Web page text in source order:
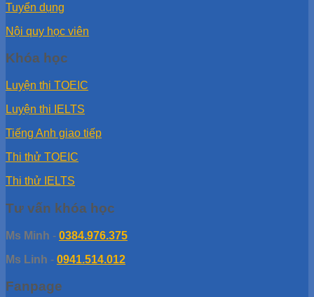
Tuyển dụng
Nội quy học viên
Khóa học
Luyện thi TOEIC
Luyện thi IELTS
Tiếng Anh giao tiếp
Thi thử TOEIC
Thi thử IELTS
Tư vấn khóa học
Ms Minh - 0384.976.375
Ms Linh - 0941.514.012
Fanpage